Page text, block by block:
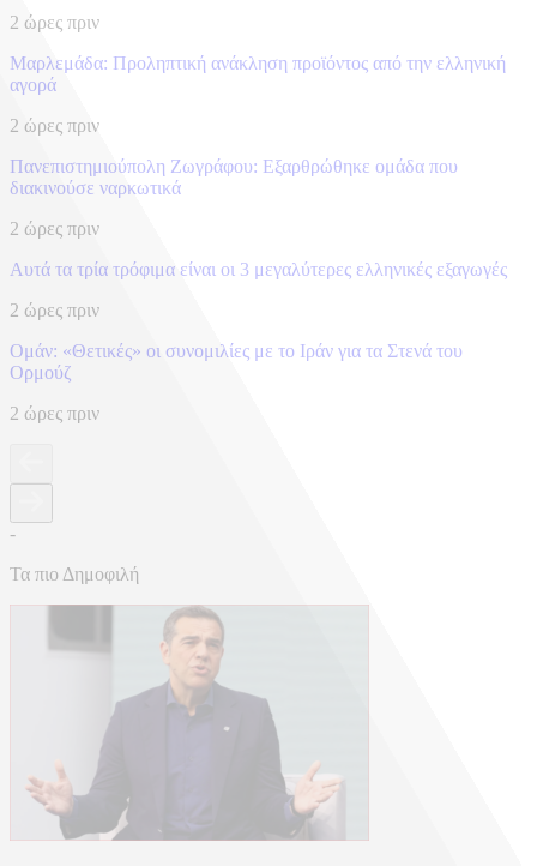
2 ώρες πριν
Μαρλεμάδα: Προληπτική ανάκληση προϊόντος από την ελληνική
αγορά
2 ώρες πριν
Πανεπιστημιούπολη Ζωγράφου: Εξαρθρώθηκε ομάδα που
διακινούσε ναρκωτικά
2 ώρες πριν
Αυτά τα τρία τρόφιμα είναι οι 3 μεγαλύτερες ελληνικές εξαγωγές
2 ώρες πριν
Ομάν: «Θετικές» οι συνομιλίες με το Ιράν για τα Στενά του
Ορμούζ
2 ώρες πριν
-
Τα πιο Δημοφιλή